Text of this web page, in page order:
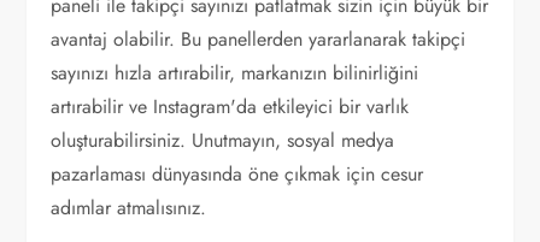
paneli ile takipçi sayınızı patlatmak sizin için büyük bir
avantaj olabilir. Bu panellerden yararlanarak takipçi
sayınızı hızla artırabilir, markanızın bilinirliğini
artırabilir ve Instagram'da etkileyici bir varlık
oluşturabilirsiniz. Unutmayın, sosyal medya
pazarlaması dünyasında öne çıkmak için cesur
adımlar atmalısınız.